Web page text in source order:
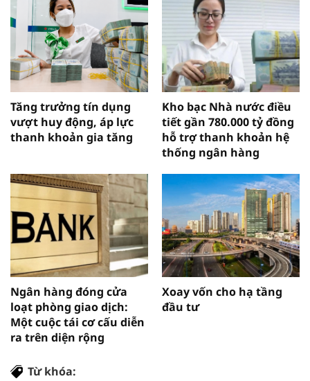
Tăng trưởng tín dụng
vượt huy động, áp lực
thanh khoản gia tăng
Kho bạc Nhà nước điều
tiết gần 780.000 tỷ đồng
hỗ trợ thanh khoản hệ
thống ngân hàng
Ngân hàng đóng cửa
loạt phòng giao dịch:
Một cuộc tái cơ cấu diễn
ra trên diện rộng
Xoay vốn cho hạ tầng
đầu tư
Từ khóa: